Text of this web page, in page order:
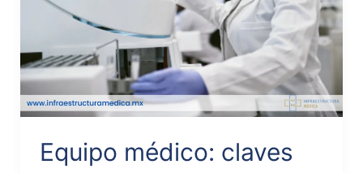
Equipo médico: claves